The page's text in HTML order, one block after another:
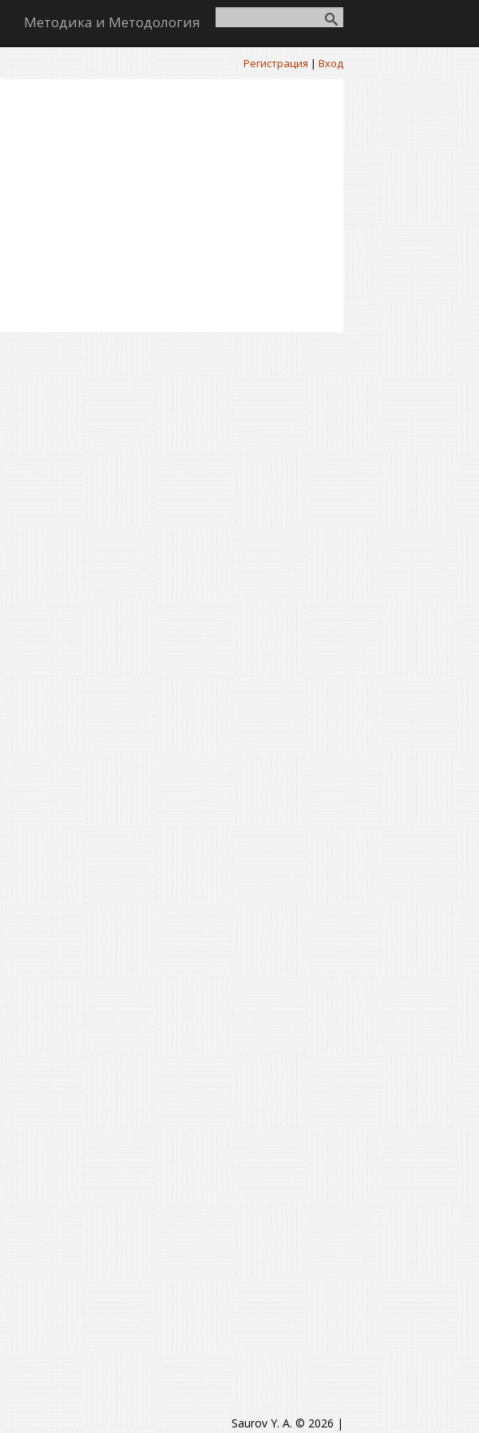
Методика и Методология
Регистрация | Вход
Saurov Y. A. © 2026 |